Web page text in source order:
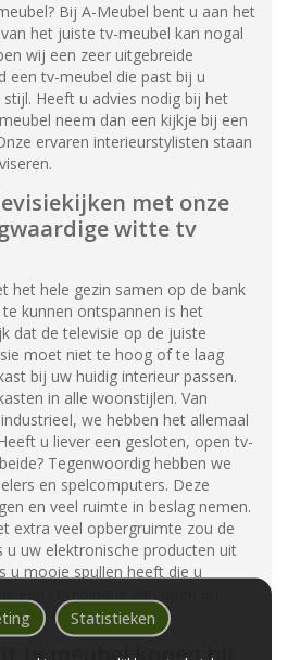
Bij A-Meubel bent u aan het
het juiste tv-meubel kan nogal
wij een zeer uitgebreide
een tv-meubel die past bij u
Heeft u advies nodig bij het
neem dan een kijkje bij een
ervaren interieurstylisten staan
met onze
witte tv
het hele gezin samen op de bank
kunnen ontspannen is het
dat de televisie op de juiste
moet niet te hoog of te laag
bij uw huidig interieur passen.
in alle woonstijlen. Van
we hebben het allemaal
u liever een gesloten, open tv-
Tegenwoordig hebben we
en spelcomputers. Deze
en veel ruimte in beslag nemen.
extra veel opbergruimte zou de
u uw elektronische producten uit
u mooie spullen heeft die u
iets voor u.
tv meubel kopen bij
Statistieken